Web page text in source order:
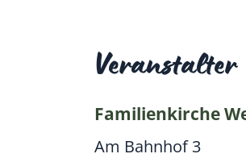
Veranstalter
Familienkirche
Am Bahnhof 3